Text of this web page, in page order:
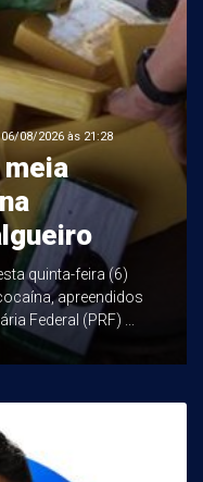
08/2026 às 21:28
meia
quinta-feira (6)
apreendidos
Federal (PRF) ...